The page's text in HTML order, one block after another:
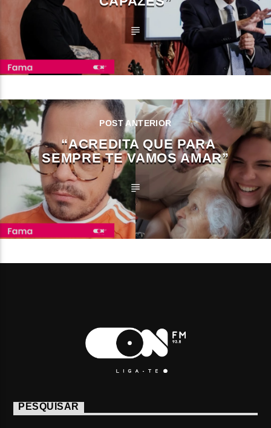
POST ANTERIOR
“ACREDITA QUE PARA
SEMPRE TE VAMOS AMAR”
PESQUISAR